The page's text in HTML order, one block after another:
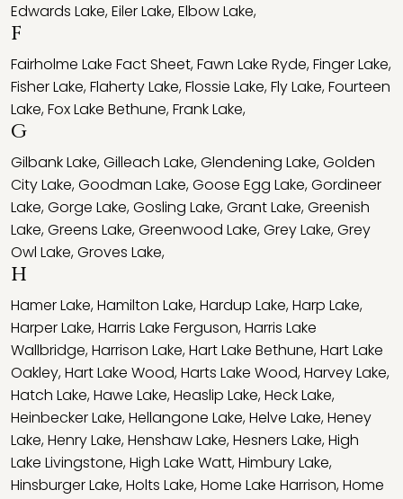
Edwards Lake,Eiler Lake,Elbow Lake,
F
Fairholme Lake Fact Sheet,Fawn Lake Ryde,Finger Lake,
Fisher Lake,Flaherty Lake,Flossie Lake,Fly Lake,Fourteen
Lake,Fox Lake Bethune,Frank Lake,
G
Gilbank Lake,Gilleach Lake,Glendening Lake,Golden
City Lake,Goodman Lake,Goose Egg Lake,Gordineer
Lake,Gorge Lake,Gosling Lake,Grant Lake,Greenish
Lake,Greens Lake,Greenwood Lake,Grey Lake,Grey
Owl Lake,Groves Lake,
H
Hamer Lake,Hamilton Lake,Hardup Lake,Harp Lake,
Harper Lake,Harris Lake Ferguson,Harris Lake
Wallbridge,Harrison Lake,Hart Lake Bethune,Hart Lake
Oakley,Hart Lake Wood,Harts Lake Wood,Harvey Lake,
Hatch Lake,Hawe Lake,Heaslip Lake,Heck Lake,
Heinbecker Lake,Hellangone Lake,Helve Lake,Heney
Lake,Henry Lake,Henshaw Lake,Hesners Lake,High
Lake Livingstone,High Lake Watt,Himbury Lake,
Hinsburger Lake,Holts Lake,Home Lake Harrison,Home